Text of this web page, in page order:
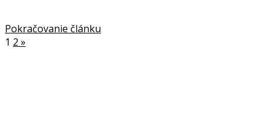
Pokračovanie článku
1 2 »